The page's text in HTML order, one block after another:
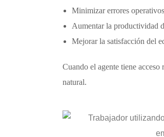
Minimizar errores operativos
Aumentar la productividad
Mejorar la satisfacción del
Cuando el agente tiene
natural.